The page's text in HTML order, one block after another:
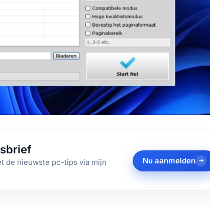
de nieuwste pc-tips via mijn
Nu aanmelden